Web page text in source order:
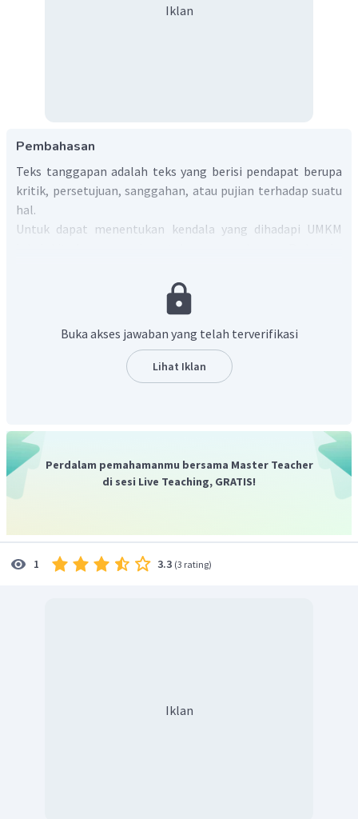
Iklan
Pembahasan
Teks tanggapan adalah teks yang berisi pendapat berupa
kritik, persetujuan, sanggahan, atau pujian terhadap suatu
hal.
Untuk dapat menentukan kendala yang dihadapi UMKM
“Tantangan bagi UMKM lokal adalah sulitnya
“Pemerintah, Kadin Indonesia, dan perbankan dalam
negeri hendaknya bisa mengambil inisiatif untuk
segera menaikkan daya saing UMKM lokal.”
kendala UMKM lokal untuk dapat meningkatkan hasil
produksinya adalah biaya produksi efisien. Hal ini membuat
penulis berharap agar Pemerintah, Kadin Indonesia, dan
perbankan dalam negeri hendaknya bisa mengambil
Buka akses jawaban yang telah terverifikasi
Lihat Iklan
Perdalam pemahamanmu bersama Master Teacher
di sesi Live Teaching, GRATIS!
1 3.3 (3 rating)
Iklan